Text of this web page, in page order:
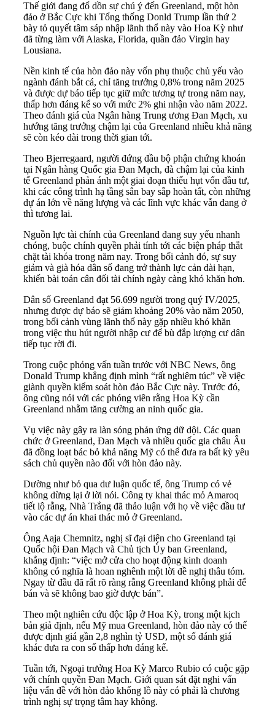
Thế giới đang đổ dồn sự chú ý đến Greenland, một hòn
đảo ở Bắc Cực khi Tổng thống Donld Trump lần thứ 2
bày tỏ quyết tâm sáp nhập lãnh thổ này vào Hoa Kỳ như
đã từng làm với Alaska, Florida, quần đảo Virgin hay
Lousiana.
Nền kinh tế của hòn đảo này vốn phụ thuộc chủ yếu vào
ngành đánh bắt cá, chỉ tăng trưởng 0,8% trong năm 2025
và được dự báo tiếp tục giữ mức tương tự trong năm nay,
thấp hơn đáng kể so với mức 2% ghi nhận vào năm 2022.
Theo đánh giá của Ngân hàng Trung ương Đan Mạch, xu
hướng tăng trưởng chậm lại của Greenland nhiều khả năng
sẽ còn kéo dài trong thời gian tới.
Theo Bjerregaard, người đứng đầu bộ phận chứng khoán
tại Ngân hàng Quốc gia Đan Mạch, đà chậm lại của kinh
tế Greenland phản ánh một giai đoạn thiếu hụt vốn đầu tư,
khi các công trình hạ tầng sân bay sắp hoàn tất, còn những
dự án lớn về năng lượng và các lĩnh vực khác vẫn đang ở
thì tương lai.
Nguồn lực tài chính của Greenland đang suy yếu nhanh
chóng, buộc chính quyền phải tính tới các biện pháp thắt
chặt tài khóa trong năm nay. Trong bối cảnh đó, sự suy
giảm và già hóa dân số đang trở thành lực cản dài hạn,
khiến bài toán cân đối tài chính ngày càng khó khăn hơn.
Dân số Greenland đạt 56.699 người trong quý IV/2025,
nhưng được dự báo sẽ giảm khoảng 20% vào năm 2050,
trong bối cảnh vùng lãnh thổ này gặp nhiều khó khăn
trong việc thu hút người nhập cư để bù đắp lượng cư dân
tiếp tục rời đi.
Trong cuộc phỏng vấn tuần trước với NBC News, ông
Donald Trump khẳng định mình “rất nghiêm túc” về việc
giành quyền kiểm soát hòn đảo Bắc Cực này. Trước đó,
ông cũng nói với các phóng viên rằng Hoa Kỳ cần
Greenland nhằm tăng cường an ninh quốc gia.
Vụ việc này gây ra làn sóng phản ứng dữ dội. Các quan
chức ở Greenland, Đan Mạch và nhiều quốc gia châu Âu
đã đồng loạt bác bỏ khả năng Mỹ có thể đưa ra bất kỳ yêu
sách chủ quyền nào đối với hòn đảo này.
Dường như bỏ qua dư luận quốc tế, ông Trump có vẻ
không dừng lại ở lời nói. Công ty khai thác mỏ Amaroq
tiết lộ rằng, Nhà Trắng đã thảo luận với họ về việc đầu tư
vào các dự án khai thác mỏ ở Greenland.
Ông Aaja Chemnitz, nghị sĩ đại diện cho Greenland tại
Quốc hội Đan Mạch và Chủ tịch Ủy ban Greenland,
khẳng định: “việc mở cửa cho hoạt động kinh doanh
không có nghĩa là hoan nghênh một lời đề nghị thâu tóm.
Ngay từ đầu đã rất rõ ràng rằng Greenland không phải để
bán và sẽ không bao giờ được bán”.
Theo một nghiên cứu độc lập ở Hoa Kỳ, trong một kịch
bản giả định, nếu Mỹ mua Greenland, hòn đảo này có thể
được định giá gần 2,8 nghìn tỷ USD, một số đánh giá
khác đưa ra con số thấp hơn đáng kể.
Tuần tới, Ngoại trưởng Hoa Kỳ Marco Rubio có cuộc gặp
với chính quyền Đan Mạch. Giới quan sát đặt nghi vấn
liệu vấn đề với hòn đảo khổng lồ này có phải là chương
trình nghị sự trọng tâm hay không.